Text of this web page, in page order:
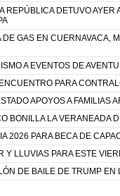
REPÚBLICA DETUVO
DE GAS EN CUERNAVACA,
A EVENTOS DE
PARA
APOYOS A FAMILIAS
BONILLA LA VERANEADA
2026 PARA BECA DE
Y LLUVIAS PARA ESTE
DE BAILE DE TRUMP EN